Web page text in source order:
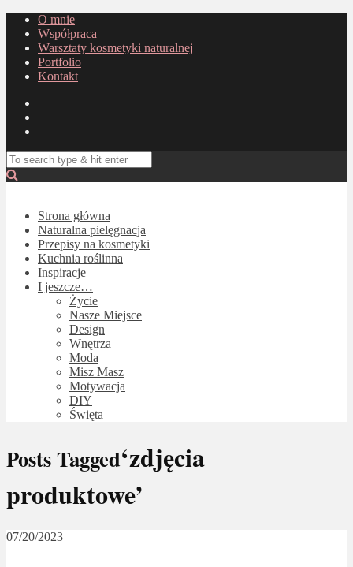
O mnie
Współpraca
Warsztaty kosmetyki naturalnej
Portfolio
Kontakt
Strona główna
Naturalna pielęgnacja
Przepisy na kosmetyki
Kuchnia roślinna
Inspiracje
I jeszcze…
Życie
Nasze Miejsce
Design
Wnętrza
Moda
Misz Masz
Motywacja
DIY
Święta
Posts Tagged‘zdjęcia
produktowe’
07/20/2023